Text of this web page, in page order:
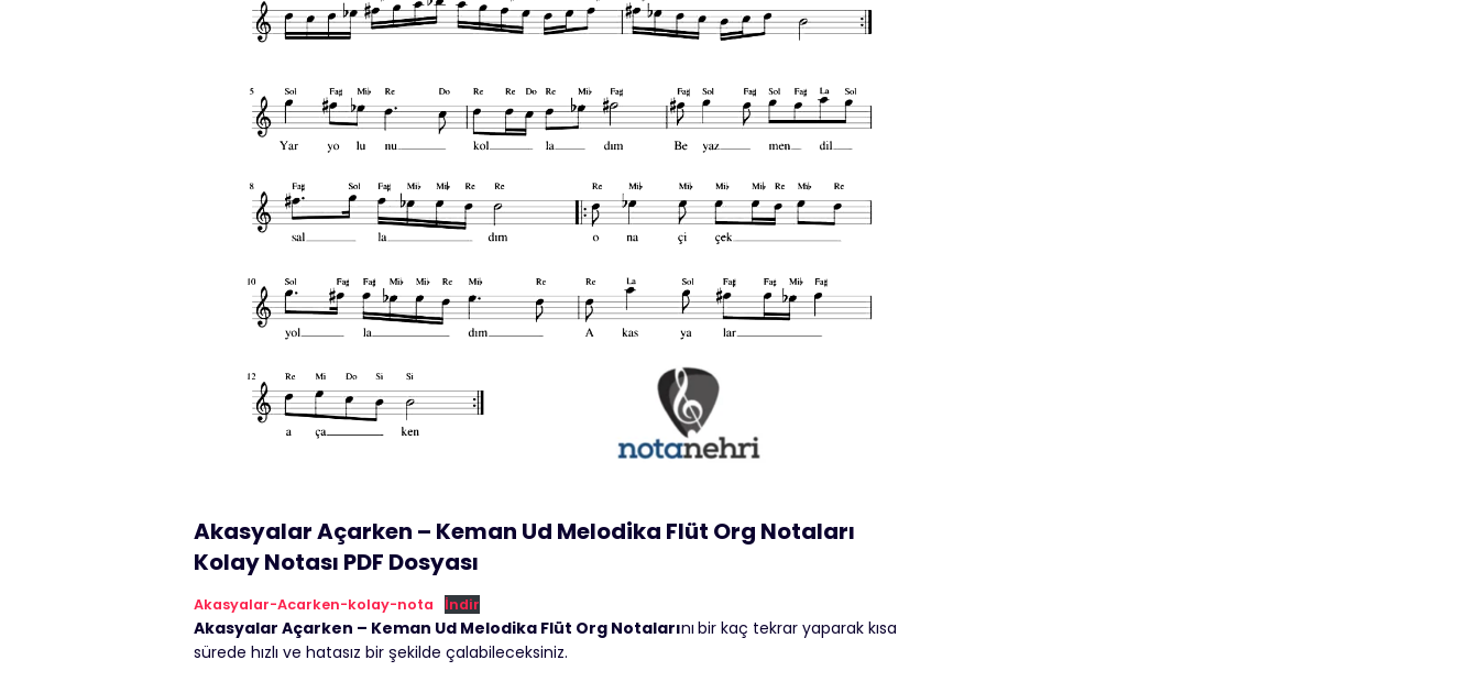
Akasyalar Açarken – Keman Ud Melodika Flüt Org Notaları
Kolay Notası PDF Dosyası
Akasyalar-Acarken-kolay-nota İndir
Akasyalar Açarken – Keman Ud Melodika Flüt Org Notalarını bir kaç tekrar yaparak kısa
sürede hızlı ve hatasız bir şekilde çalabileceksiniz.